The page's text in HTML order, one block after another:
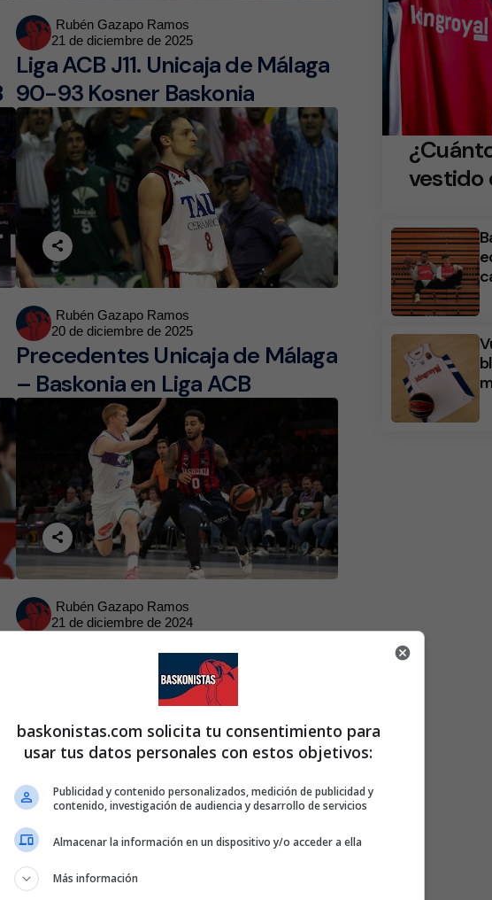
Posted
by
Rubén Gazapo Ramos
21 de diciembre de 2025
Liga ACB J11. Unicaja de Málaga
90-93 Kosner Baskonia
Posted
by
Rubén Gazapo Ramos
20 de diciembre de 2025
Precedentes Unicaja de Málaga
– Baskonia en Liga ACB
Posted
by
Rubén Gazapo Ramos
21 de diciembre de 2024
Precedentes Baskonia –
vestido
baskonistas.com solicita tu consentimiento para
usar tus datos personales con estos objetivos:
Publicidad y contenido personalizados, medición de publicidad y
contenido, investigación de audiencia y desarrollo de servicios
Almacenar la información en un dispositivo y/o acceder a ella
Más información